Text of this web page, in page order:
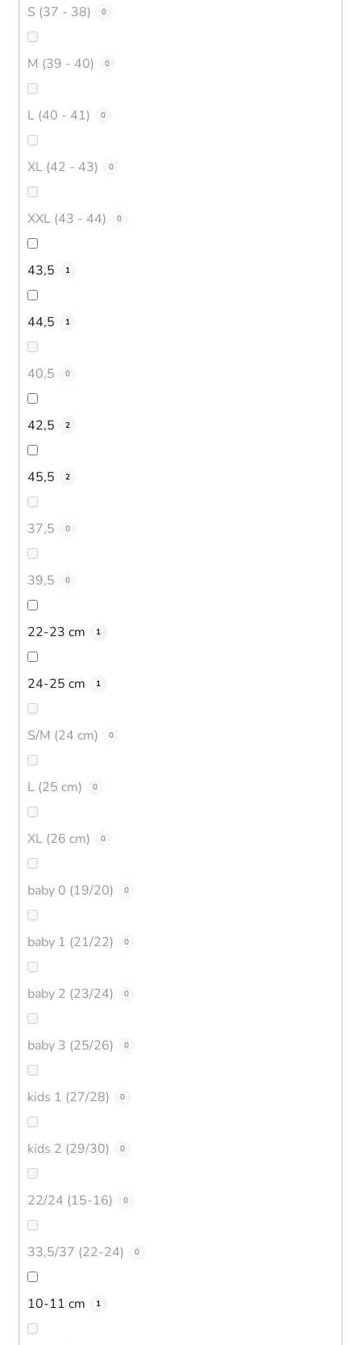
S (37 - 38) 0
M (39 - 40) 0
L (40 - 41) 0
XL (42 - 43) 0
XXL (43 - 44) 0
43,5 1
44,5 1
40,5 0
42,5 2
45,5 2
37,5 0
39,5 0
22-23 cm 1
24-25 cm 1
S/M (24 cm) 0
L (25 cm) 0
XL (26 cm) 0
baby 0 (19/20) 0
baby 1 (21/22) 0
baby 2 (23/24) 0
baby 3 (25/26) 0
kids 1 (27/28) 0
kids 2 (29/30) 0
22/24 (15-16) 0
33,5/37 (22-24) 0
10-11 cm 1